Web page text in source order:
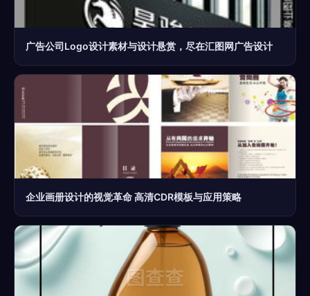
广告公司Logo设计素材与设计悬赏，尽在汇图网广告设计
企业画册设计的视觉革命 高清CDR模板与应用策略